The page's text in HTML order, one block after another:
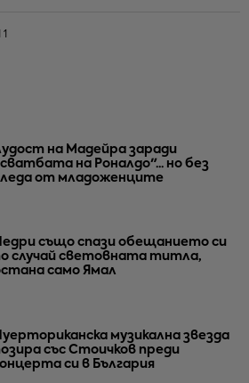
на Мадейра заради
на Роналдо"... но без
от младоженците
Педри също спази обещанието си
случай световната титла,
само Ямал
музикална звезда
със Стоичков преди
си в България